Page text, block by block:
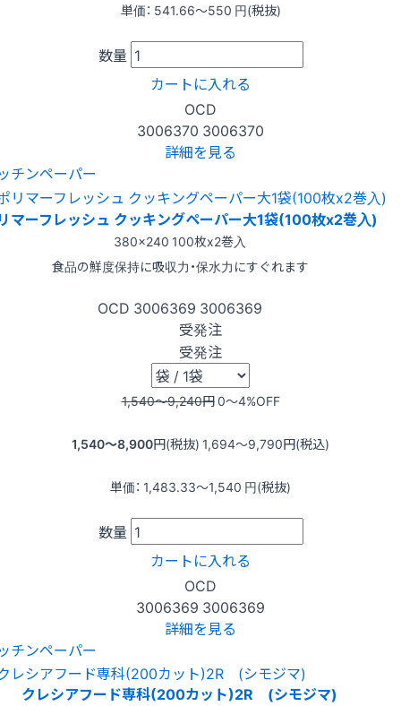
単価： 541.66〜550 円(税抜)
数量
カートに入れる
OCD
3006370 3006370
詳細を見る
チンペーパー
マーフレッシュ クッキングペーパー大1袋(100枚x2巻入)
380×240 100枚x2巻入
食品の鮮度保持に吸収力・保水力にすぐれます
OCD 3006369 3006369
受発注
受発注
1,540〜9,240円0〜4%OFF
1,540〜8,900円(税抜) 1,694〜9,790円(税込)
単価： 1,483.33〜1,540 円(税抜)
数量
カートに入れる
OCD
3006369 3006369
詳細を見る
チンペーパー
クレシアフード専科(200カット)2R (シモジマ)